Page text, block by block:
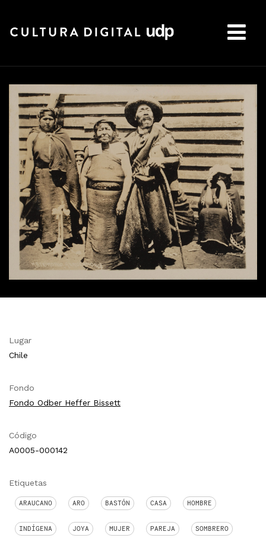
Lugar
Chile
Fondo
Fondo Odber Heffer Bissett
Código
A0005-000142
Etiquetas
ARAUCANO ARO BASTÓN CASA HOMBRE
INDÍGENA JOYA MUJER PAREJA SOMBRERO